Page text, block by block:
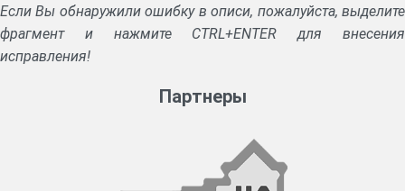
Если Вы обнаружили ошибку в описи, пожалуйста, выделите
фрагмент и нажмите CTRL+ENTER для внесения
исправления!
Партнеры